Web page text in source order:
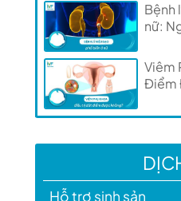
Bệnh
nữ:
Viêm
Điểm
Hỗ trợ sinh sản